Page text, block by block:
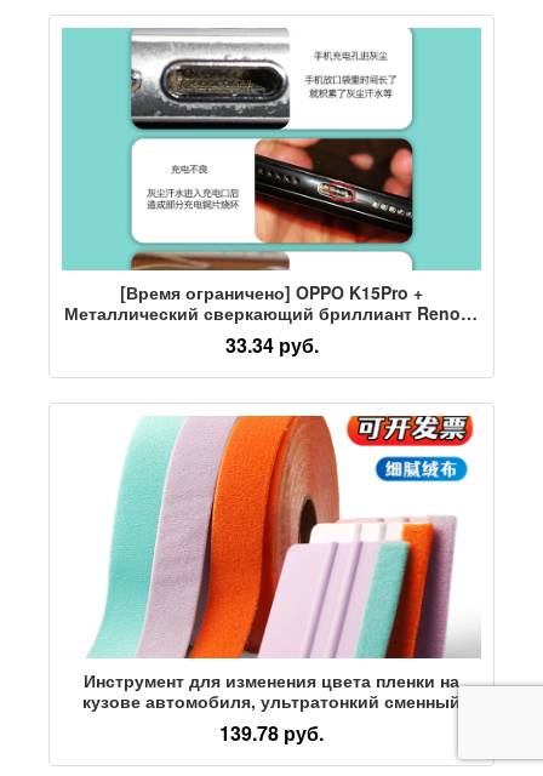
[Время ограничено] OPPO K15Pro +
Металлический сверкающий бриллиант Reno16
пылезащитный штекер K13Turbo power plug N6
водонепроницаемые аксессуары для
мобильных телефонов FindX9 Ultra порт
защита от пепла
33.34 руб.
Инструмент для изменения цвета пленки на
кузове автомобиля, ультратонкий сменный
фланелевый пластырь от царапин, не
повреждающий пленку, сменная наклейка для
скребка
139.78 руб.